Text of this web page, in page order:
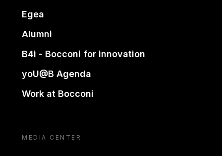
Egea
Alumni
B4i - Bocconi for innovation
yoU@B Agenda
Work at Bocconi
MEDIA CENTER